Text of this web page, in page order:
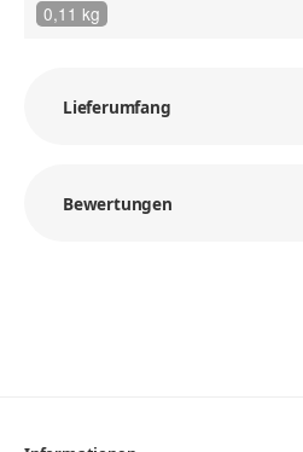
0,11 kg
Lieferumfang
Bewertungen